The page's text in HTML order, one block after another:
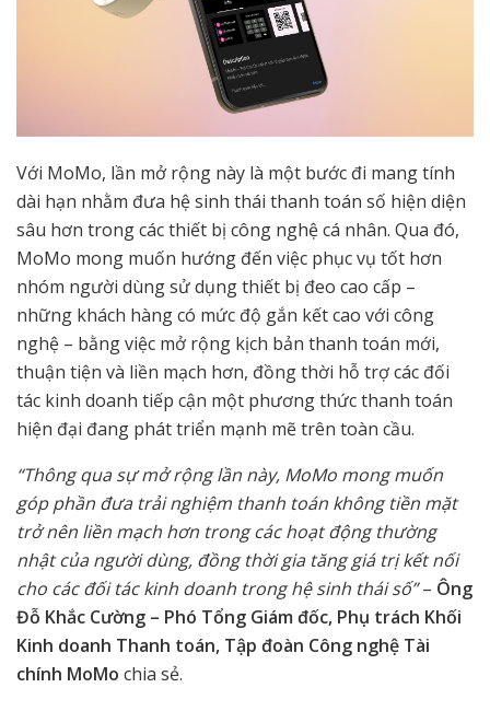
Với MoMo, lần mở rộng này là một bước đi mang tính
dài hạn nhằm đưa hệ sinh thái thanh toán số hiện diện
sâu hơn trong các thiết bị công nghệ cá nhân. Qua đó,
MoMo mong muốn hướng đến việc phục vụ tốt hơn
nhóm người dùng sử dụng thiết bị đeo cao cấp –
những khách hàng có mức độ gắn kết cao với công
nghệ – bằng việc mở rộng kịch bản thanh toán mới,
thuận tiện và liền mạch hơn, đồng thời hỗ trợ các đối
tác kinh doanh tiếp cận một phương thức thanh toán
hiện đại đang phát triển mạnh mẽ trên toàn cầu.
“Thông qua sự mở rộng lần này, MoMo mong muốn
góp phần đưa trải nghiệm thanh toán không tiền mặt
trở nên liền mạch hơn trong các hoạt động thường
nhật của người dùng, đồng thời gia tăng giá trị kết nối
cho các đối tác kinh doanh trong hệ sinh thái số”– Ông
Đỗ Khắc Cường – Phó Tổng Giám đốc, Phụ trách Khối
Kinh doanh Thanh toán, Tập đoàn Công nghệ Tài
chính MoMo chia sẻ.